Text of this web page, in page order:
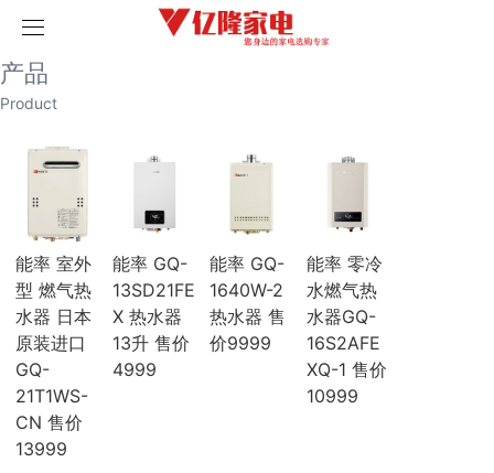
首页
产品
家用空调
破解版榴莲视频在线下载空调
卡萨帝空调
COLMO空调
科龙空调
美博空调
月兔空调
小天鹅空调
三菱电机空调
海信空调
中央空调
三菱重工
三菱电机
榴莲视频污版网站
产品
Product
能率 室外
型 燃气热
水器 日本
原装进口
GQ-
21T1WS-
CN 售价
13999
能率 GQ-
13SD21FE
X 热水器
13升 售价
4999
能率 GQ-
1640W-2
热水器 售
价9999
能率 零冷
水燃气热
水器GQ-
16S2AFE
XQ-1 售价
10999
历史记录